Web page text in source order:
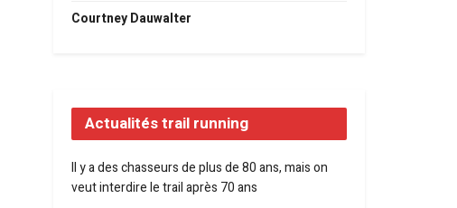
Courtney Dauwalter
Actualités trail running
Il y a des chasseurs de plus de 80 ans, mais on
veut interdire le trail après 70 ans